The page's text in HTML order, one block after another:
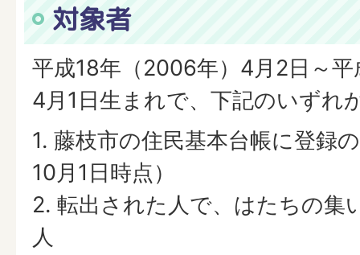
対象者
平成18年（2006年）4月2日～
4月1日生まれで、下記のいずれ
1. 藤枝市の住民基本台帳に登録
10月1日時点）
2. 転出された人で、はたちの集
人